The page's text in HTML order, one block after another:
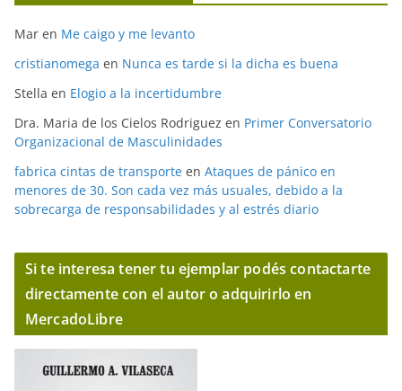
Mar en Me caigo y me levanto
cristianomega en Nunca es tarde si la dicha es buena
Stella en Elogio a la incertidumbre
Dra. Maria de los Cielos Rodriguez en Primer Conversatorio
Organizacional de Masculinidades
fabrica cintas de transporte en Ataques de pánico en
menores de 30. Son cada vez más usuales, debido a la
sobrecarga de responsabilidades y al estrés diario
Si te interesa tener tu ejemplar podés contactarte
directamente con el autor o adquirirlo en
MercadoLibre